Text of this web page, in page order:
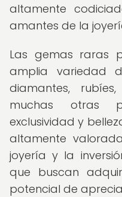
altamente
amantes de la
Las gemas raras
amplia variedad
diamantes,
muchas otras
exclusividad y
altamente
joyería y la
que buscan
potencial de